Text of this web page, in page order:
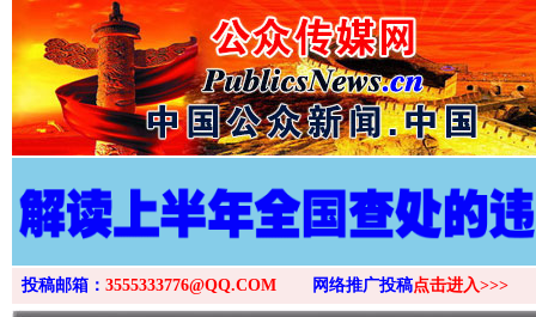
投稿邮箱： 3555333776@QQ.COM 网络推广投稿点击进入>>>